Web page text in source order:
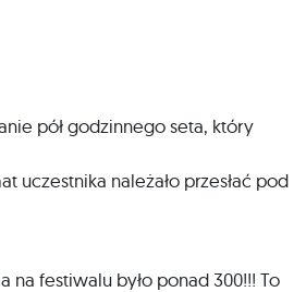
pół godzinnego seta, który
uczestnika należało przesłać pod
na festiwalu było ponad 300!!! To